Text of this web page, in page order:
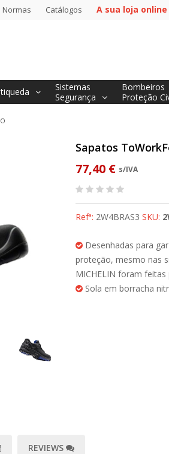
Normas Catálogos A sua loja
Sistemas
Segurança
Bombeiros
Proteção
Sapatos
77,40 € s/IVA
Refª: 2W4BRAS3 SKU:
Desenhadas para
proteção, mesmo nas
MICHELIN foram
Sola em borracha
REVIEWS